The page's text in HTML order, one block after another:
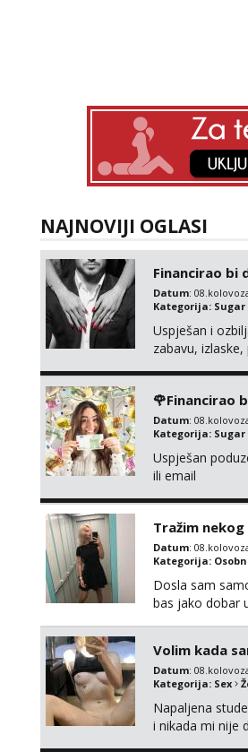
NAJNOVIJI OGLASI
Financirao bi
Datum:
Kategorija:
Uspješan i
zabavu,
🌹Financirao
Datum:
Kategorija:
Uspješan
ili email
Tražim nekog
Datum:
Kategorija:
Dosla sam
bas jako dobar
Volim kada
Datum:
Kategorija: Sex
Napaljena
i nikada mi nije